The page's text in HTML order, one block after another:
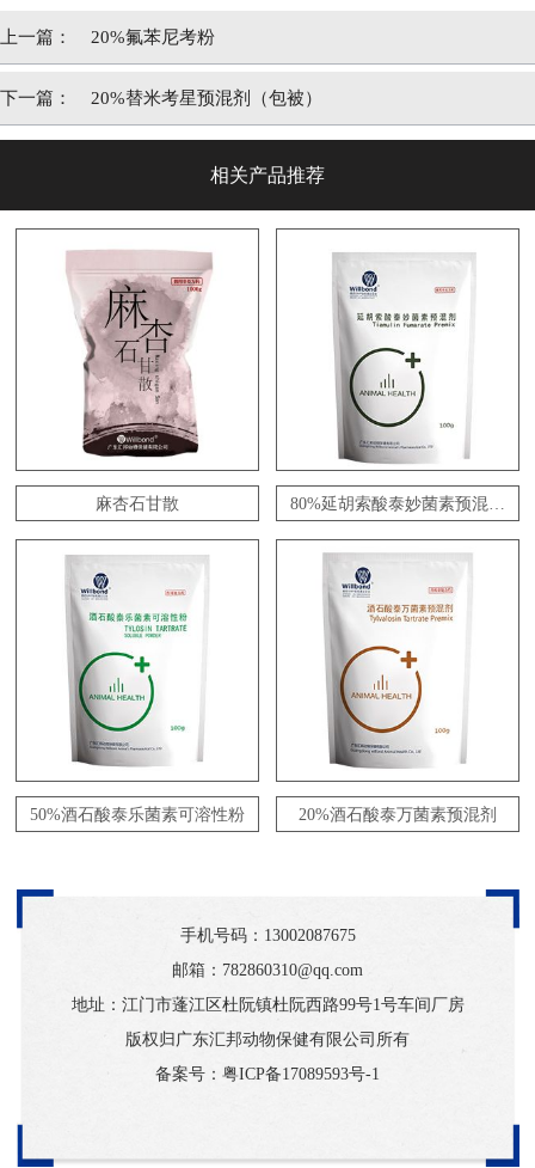
上一篇： 20%氟苯尼考粉
下一篇： 20%替米考星预混剂（包被）
相关产品推荐
麻杏石甘散
80%延胡索酸泰妙菌素预混剂
（包被）
50%酒石酸泰乐菌素可溶性粉 20%酒石酸泰万菌素预混剂
手机号码： 13002087675
邮箱：782860310@qq.com
地址：江门市蓬江区杜阮镇杜阮西路99号1号车间厂房
版权归广东汇邦动物保健有限公司所有
备案号： 粤ICP备17089593号-1